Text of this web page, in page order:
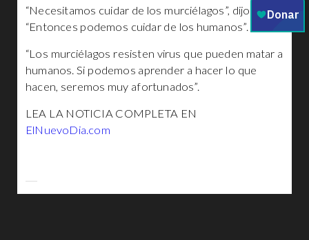
“Necesitamos cuidar de los murciélagos”, dijo Wang.
“Entonces podemos cuidar de los humanos”.
“Los murciélagos resisten virus que pueden matar a
humanos. Si podemos aprender a hacer lo que
hacen, seremos muy afortunados”.
LEA LA NOTICIA COMPLETA EN
ElNuevoDia.com